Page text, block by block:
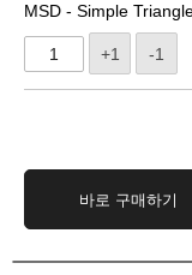
MSD - Simple
+1 -1
바로 구매하기